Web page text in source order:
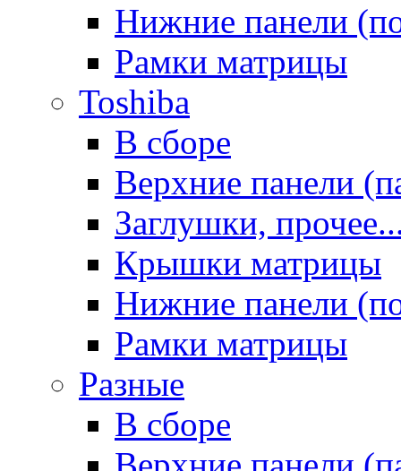
Нижние панели
Рамки матрицы
Toshiba
В сборе
Верхние панели
Заглушки,
Крышки матрицы
Нижние панели
Рамки матрицы
Разные
В сборе